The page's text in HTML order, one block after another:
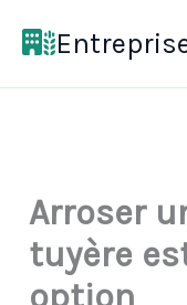
Arroser
tuyère
option